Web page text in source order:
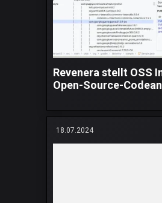
Revenera stellt OSS
Open-Source-
18.07.2024